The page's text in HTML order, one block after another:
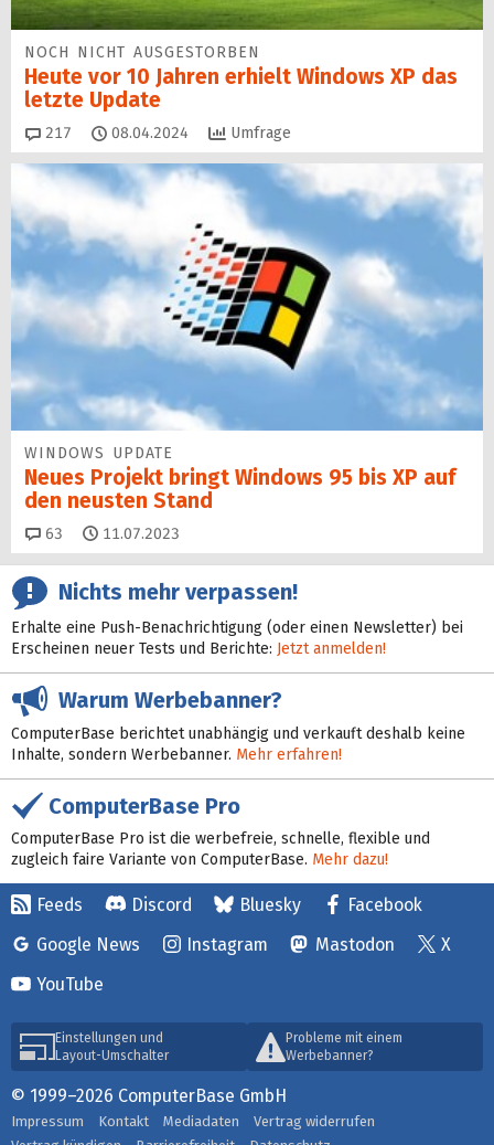
NOCH NICHT AUSGESTORBEN
Heute vor 10 Jahren erhielt Windows XP das
letzte Update
217 Kommentare
08.04.2024 Umfrage
WINDOWS UPDATE
Neues Projekt bringt Windows 95 bis XP auf
den neusten Stand
63 Kommentare
11.07.2023
Nichts mehr verpassen!
Erhalte eine Push-Benachrichtigung (oder einen Newsletter) bei
Erscheinen neuer Tests und Berichte: Jetzt anmelden!
Warum Werbebanner?
ComputerBase berichtet unabhängig und verkauft deshalb keine
Inhalte, sondern Werbebanner. Mehr erfahren!
ComputerBase Pro
ComputerBase Pro ist die werbefreie, schnelle, flexible und
zugleich faire Variante von ComputerBase. Mehr dazu!
Feeds Discord Bluesky
Facebook
Google News
Instagram Mastodon
X
YouTube
Einstellungen und
Layout-Umschalter
Probleme mit einem
Werbebanner?
© 1999–2026 ComputerBase GmbH
Impressum Kontakt Mediadaten
Vertrag widerrufen